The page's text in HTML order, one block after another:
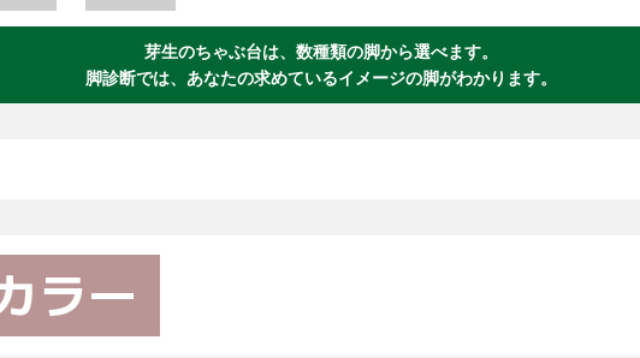
芽生のちゃぶ台は、数種類の脚から選べます。
脚診断では、あなたの求めているイメージの脚がわかります。